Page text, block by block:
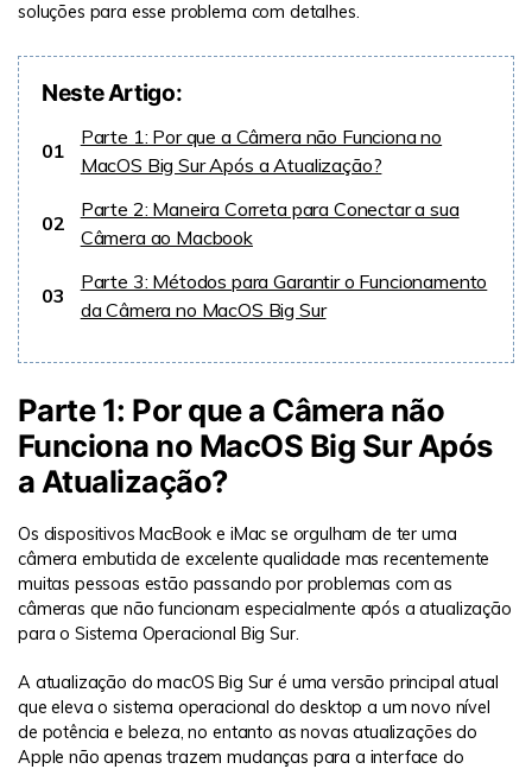
soluções para esse problema com detalhes.
Neste Artigo:
01
Parte 1: Por que a Câmera não Funciona no
MacOS Big Sur Após a Atualização?
02
Parte 2: Maneira Correta para Conectar a sua
Câmera ao Macbook
03
Parte 3: Métodos para Garantir o Funcionamento
da Câmera no MacOS Big Sur
Parte 1: Por que a Câmera não
Funciona no MacOS Big Sur Após
a Atualização?
Os dispositivos MacBook e iMac se orgulham de ter uma
câmera embutida de excelente qualidade mas recentemente
muitas pessoas estão passando por problemas com as
câmeras que não funcionam especialmente após a atualização
para o Sistema Operacional Big Sur.
A atualização do macOS Big Sur é uma versão principal atual
que eleva o sistema operacional do desktop a um novo nível
de potência e beleza, no entanto as novas atualizações do
Apple não apenas trazem mudanças para a interface do